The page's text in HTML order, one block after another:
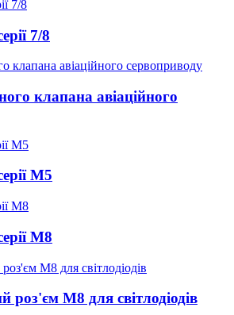
7/8
клапана авіаційного
M5
M8
роз'єм M8 для світлодіодів